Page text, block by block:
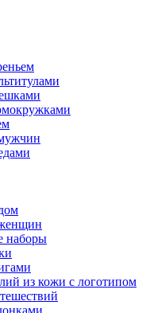
наборы
из кожи с логотипом